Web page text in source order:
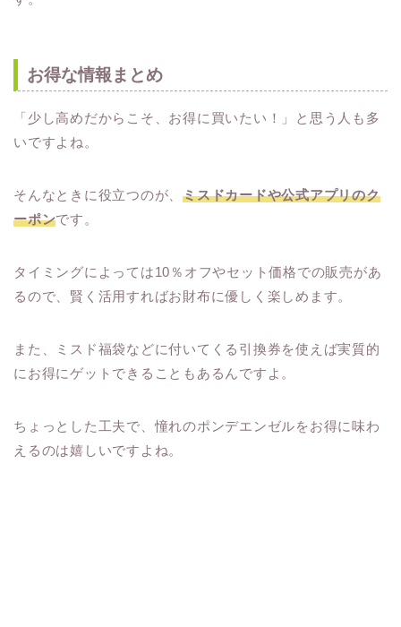
お得な情報まとめ
「少し高めだからこそ、お得に買いたい！」と思う人も多
いですよね。
そんなときに役立つのが、ミスドカードや公式アプリのク
ーポンです。
タイミングによっては10％オフやセット価格での販売があ
るので、賢く活用すればお財布に優しく楽しめます。
また、ミスド福袋などに付いてくる引換券を使えば実質的
にお得にゲットできることもあるんですよ。
ちょっとした工夫で、憧れのポンデエンゼルをお得に味わ
えるのは嬉しいですよね。